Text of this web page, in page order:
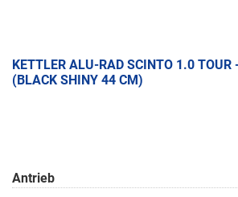
KETTLER ALU-RAD SCINTO 1.0
(BLACK SHINY 44 CM)
Antrieb